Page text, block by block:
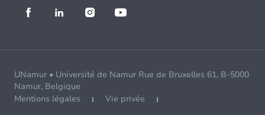
UNamur • Université de Namur Rue de Bruxelles 61, B-5000
Namur, Belgique
Mentions légales
Vie privée